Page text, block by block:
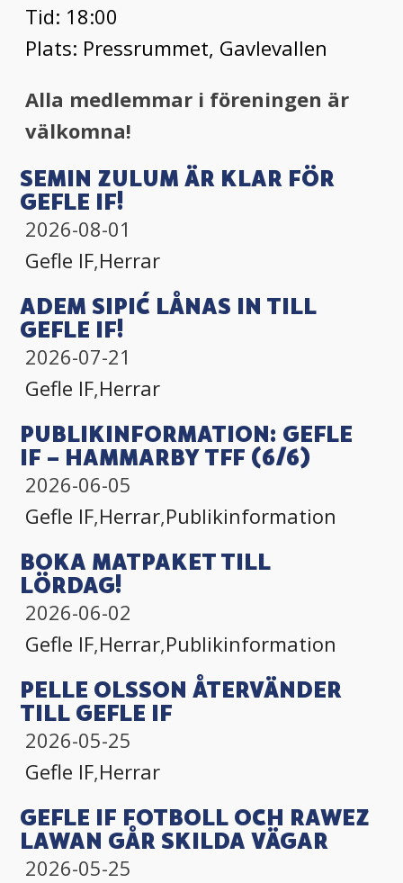
Tid: 18:00
Plats: Pressrummet, Gavlevallen
Alla medlemmar i föreningen är
välkomna!
SEMIN ZULUM ÄR KLAR FÖR
GEFLE IF!
2026-08-01
Gefle IF,Herrar
ADEM SIPIĆ LÅNAS IN TILL
GEFLE IF!
2026-07-21
Gefle IF,Herrar
PUBLIKINFORMATION: GEFLE
IF – HAMMARBY TFF (6/6)
2026-06-05
Gefle IF,Herrar,Publikinformation
BOKA MATPAKET TILL
LÖRDAG!
2026-06-02
Gefle IF,Herrar,Publikinformation
PELLE OLSSON ÅTERVÄNDER
TILL GEFLE IF
2026-05-25
Gefle IF,Herrar
GEFLE IF FOTBOLL OCH RAWEZ
LAWAN GÅR SKILDA VÄGAR
2026-05-25